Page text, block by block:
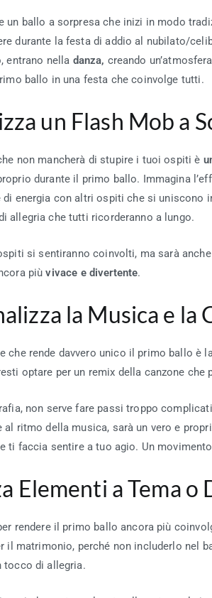
un ballo a sorpresa che inizi in modo
durante la festa di addio al nubilato/
entrano nella danza, creando
ballo in una festa che coinvolge tutti.
un Flash Mob a
non mancherà di stupire i tuoi ospiti è
durante il primo ballo. Immagina
di energia con altri ospiti che si uniscono
allegria che tutti ricorderanno a lungo.
si sentiranno coinvolti, ma sarà
più vivace e divertente.
la Musica e
che rende davvero unico il primo ballo è
optare per un remix della canzone
non serve fare passi troppo
al ritmo della musica, sarà un vero e
ti faccia sentire a tuo agio. Un
Elementi a Tema
rendere il primo ballo ancora più
il matrimonio, perché non includerlo nel
tocco di allegria.